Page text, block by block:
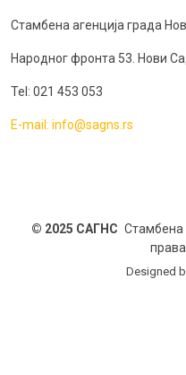
Стамбена агенција града
Народног фронта 53. Нови
Tel: 021 453 053
E-mail: info@sagns.rs
© 2025 САГНС Стамбена
Designed